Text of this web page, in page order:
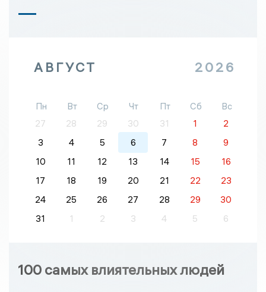
АВГУСТ 2026
Пн Вт Ср Чт Пт Сб
Вс
27
28 29 30 31 1
2
3
4 5 6 7 8
9
10
11 12 13 14 15
16
17
18 19 20 21 22
23
24
25 26 27 28 29
30
31
1 2 3 4 5 6
100 самых влиятельных людей